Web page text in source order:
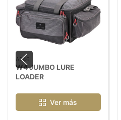
A246
W4 JUMBO LURE
LOADER
Ver más